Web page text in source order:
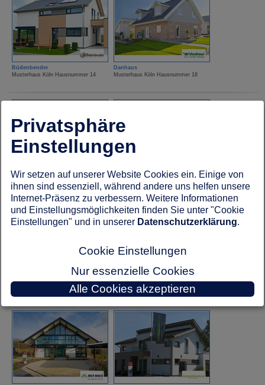
Büdenbender
Musterhaus Köln Hausnummer 14
Danhaus
Musterhaus Köln Hausnummer 18
ELK Fertighaus
Musterhaus Köln Hausnummer 25
FingerHaus
Musterhaus Köln Hausnummer 15
Musterhaus Köln Hausnummer 7
Musterhaus Köln Hausnummer 21
Privatsphäre
Einstellungen
Wir setzen auf unserer Website Cookies ein. Einige von
ihnen sind essenziell, während andere uns helfen unsere
Internet-Präsenz zu verbessern. Weitere Informationen
und Einstellungsmöglichkeiten finden Sie unter "Cookie
Einstellungen" und in unserer Datenschutzerklärung.
Cookie Einstellungen
Nur essenzielle Cookies
Alle Cookies akzeptieren